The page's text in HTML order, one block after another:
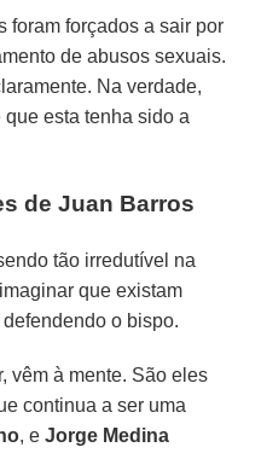
foram forçados a sair por
de abusos sexuais.
Na verdade,
que esta tenha sido a
de Juan Barros
tão irredutível na
que existam
o bispo.
vêm à mente. São eles
continua a ser uma
, eJorge Medina